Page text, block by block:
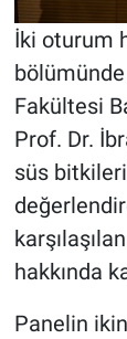
İki oturum
Fakültesi
Prof. Dr.
süs
hakkında
Panelin